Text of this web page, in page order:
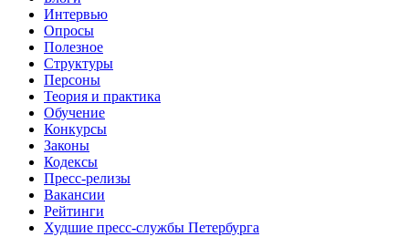
Интервью
Опросы
Полезное
Структуры
Персоны
Теория и практика
Обучение
Конкурсы
Законы
Кодексы
Пресс-релизы
Вакансии
Рейтинги
Худшие пресс-службы Петербурга